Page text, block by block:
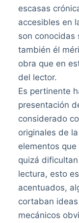
escasas
accesibles en
son conocidas
también él
obra que en
del lector.
Es pertinente
presentación
considerado
originales de
elementos
quizá
lectura, esto
acentuados,
cortaban
mecánicos